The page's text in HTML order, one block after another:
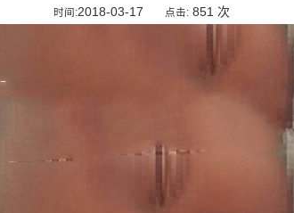
时间:2018-03-17 点击: 851 次